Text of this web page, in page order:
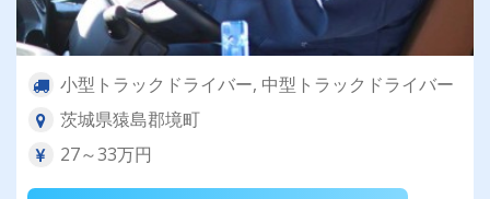
小型トラックドライバー, 中型トラックドライバー
茨城県猿島郡境町
27～33万円